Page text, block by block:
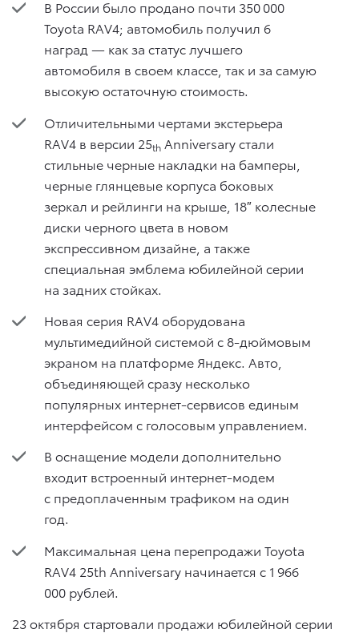
В России было продано почти 350 000
Toyota RAV4; автомобиль получил 6
наград — как за статус лучшего
автомобиля в своем классе, так и за самую
высокую остаточную стоимость.
Отличительными чертами экстерьера
RAV4 в версии 25th Anniversary стали
стильные черные накладки на бамперы,
черные глянцевые корпуса боковых
зеркал и рейлинги на крыше, 18″ колесные
диски черного цвета в новом
экспрессивном дизайне, а также
специальная эмблема юбилейной серии
на задних стойках.
Новая серия RAV4 оборудована
мультимедийной системой с 8-дюймовым
экраном на платформе Яндекс. Авто,
объединяющей сразу несколько
популярных интернет-сервисов единым
интерфейсом с голосовым управлением.
В оснащение модели дополнительно
входит встроенный интернет-модем
с предоплаченным трафиком на один
год.
Максимальная цена перепродажи Toyota
RAV4 25th Anniversary начинается с 1 966
000 рублей.
23 октября стартовали продажи юбилейной серии